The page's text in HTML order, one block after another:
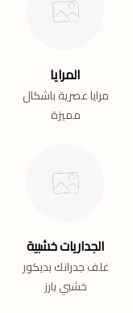
المرايا
مرايا عصرية باشكال
مميزة
الجداريات خشبية
غلف جدرانك بديكور
خشبي بارز